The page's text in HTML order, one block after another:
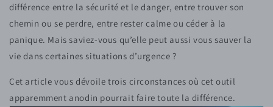
différence entre la sécurité et le danger, entre trouver son
chemin ou se perdre, entre rester calme ou céder à la
panique. Mais saviez-vous qu’elle peut aussi vous sauver la
vie dans certaines situations d’urgence ?
Cet article vous dévoile trois circonstances où cet outil
apparemment anodin pourrait faire toute la différence.